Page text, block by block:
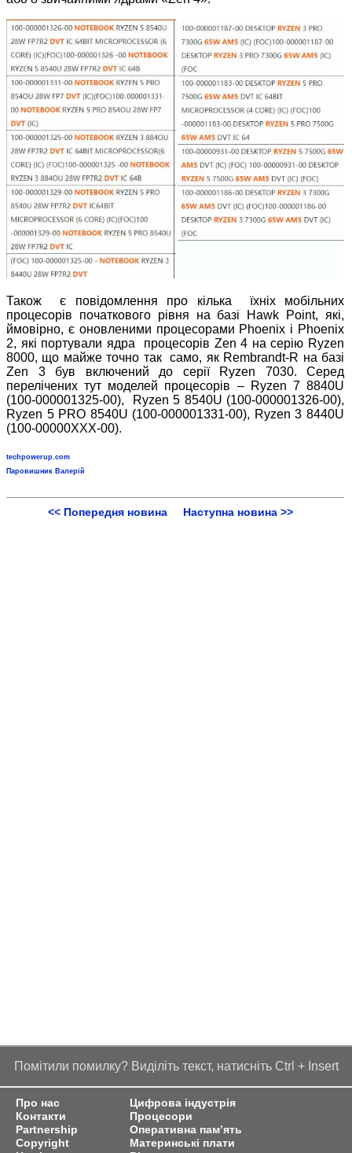
Також є повідомлення про кілька їхніх мобільних
процесорів початкового рівня на базі Hawk Point, які,
ймовірно, є оновленими процесорами Phoenix і Phoenix
2, які портували ядра процесорів Zen 4 на серію Ryzen
8000, що майже точно так само, як Rembrandt-R на базі
Zen 3 був включений до серії Ryzen 7030. Серед
перелічених тут моделей процесорів – Ryzen 7 8840U
(100-000001325-00), Ryzen 5 8540U (100-000001326-00),
Ryzen 5 PRO 8540U (100-000001331-00), Ryzen 3 8440U
(100-00000ХХХ-00).
techpowerup.com
Паровишник Валерій
<< Попередня новина Наступна новина >>
Помітили помилку? Виділіть текст, натисніть Ctrl + Insert
Про нас
Контакти
Partnership
Copyright
Цифрова індустрія
Процесори
Оперативна пам’ять
Материнські плати